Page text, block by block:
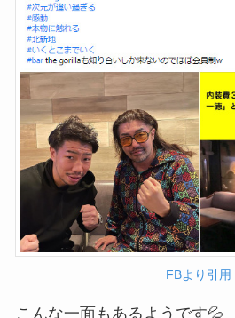
FBより引用
こんな一面もあるようです💦